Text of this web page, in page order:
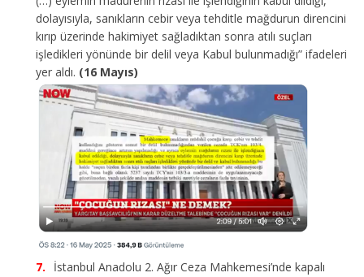
dolayısıyla, sanıkların cebir veya tehditle mağdurun direncini
kırıp üzerinde hakimiyet sağladıktan sonra atılı suçları
işledikleri yönünde bir delil veya Kabul bulunmadığı” ifadeleri
yer aldı. (16 Mayıs)
İstanbul Anadolu 2. Ağır Ceza Mahkemesi’nde kapalı